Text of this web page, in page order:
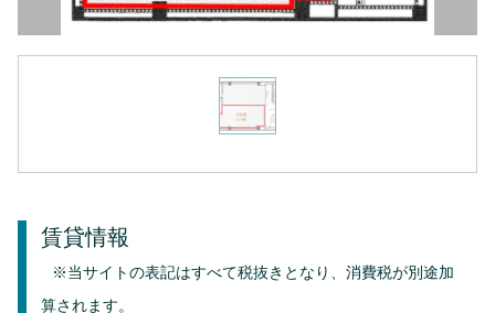
賃貸情報
※当サイトの表記はすべて税抜きとなり、消費税が別途加
算されます。